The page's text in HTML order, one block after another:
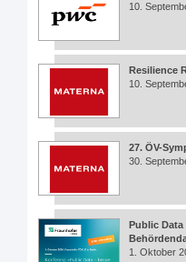
10.
Resilience
10.
27. ÖV-
30.
Public Data
1. Oktober